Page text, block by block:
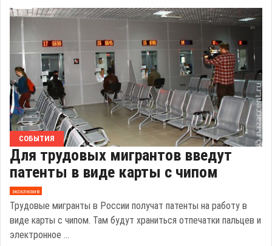
СОБЫТИЯ
Для трудовых мигрантов введут
патенты в виде карты с чипом
эксклюзив
Трудовые мигранты в России получат патенты на работу в
виде карты с чипом. Там будут храниться отпечатки пальцев и
электронное ...